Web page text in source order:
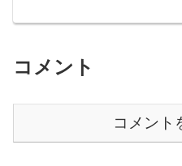
コメント
コメント